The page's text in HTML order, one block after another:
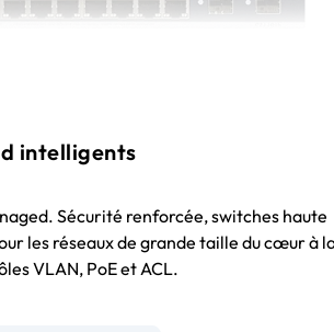
intelligents
Sécurité renforcée, switches haute
les réseaux de grande taille du cœur à
VLAN, PoE et ACL.